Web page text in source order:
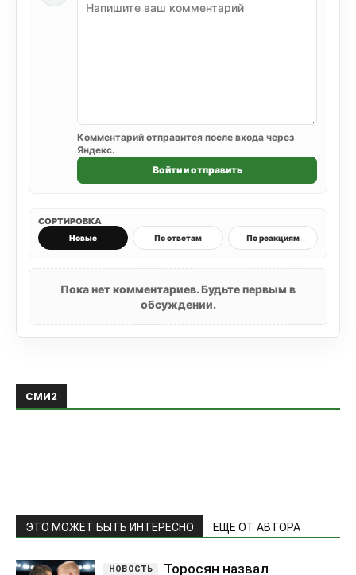
Комментарий отправится после входа через
Яндекс.
Войти и отправить
СОРТИРОВКА
Новые По ответам По реакциям
Пока нет комментариев. Будьте первым в
обсуждении.
СМИ2
ЭТО МОЖЕТ БЫТЬ ИНТЕРЕСНО ЕЩЕ ОТ АВТОРА
Торосян назвал